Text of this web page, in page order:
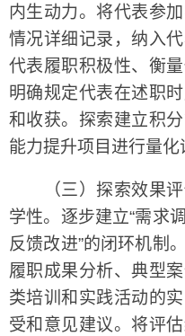
内生动力。将代表参
情况详细记录，纳入
代表履职积极性、衡
明确规定代表在述职
和收获。探索建立积
能力提升项目进行量化
（三）探索效果评
学性。逐步建立“需
反馈改进”的闭环机制
履职成果分析、典型
类培训和实践活动的
受和意见建议。将评